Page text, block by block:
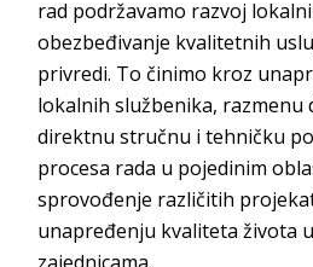
rad podržavamo razvoj
obezbeđivanje kvalitetnih
privredi. To činimo kroz
lokalnih službenika, razmenu
direktnu stručnu i tehničku
procesa rada u pojedinim
sprovođenje različitih
unapređenju kvaliteta života